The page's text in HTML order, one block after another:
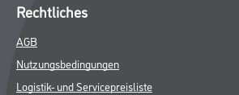
Rechtliches
AGB
Nutzungsbedingungen
Logistik- und Servicepreisliste